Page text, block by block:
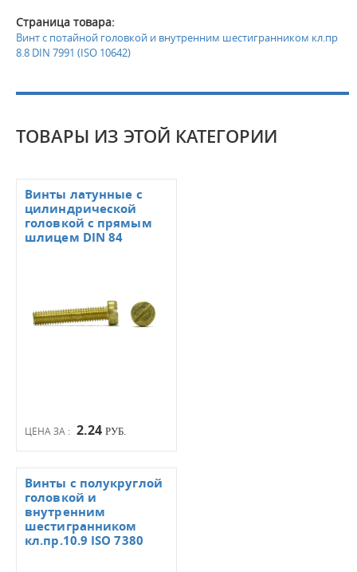
Страница товара:
Винт с потайной головкой и внутренним шестигранником кл.пр
8.8 DIN 7991 (ISO 10642)
ТОВАРЫ ИЗ ЭТОЙ КАТЕГОРИИ
ЦЕНА ЗА : 2.24 РУБ.
Винты латунные с
цилиндрической
головкой с прямым
шлицем DIN 84
Винты с полукруглой
головкой и
внутренним
шестигранником
кл.пр.10.9 ISO 7380